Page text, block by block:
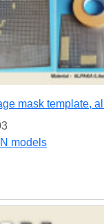
mask template,
models